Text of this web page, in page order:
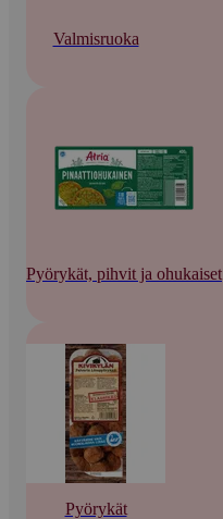
Valmisruoka
Pyörykät, pihvit ja ohukaiset
Pyörykät